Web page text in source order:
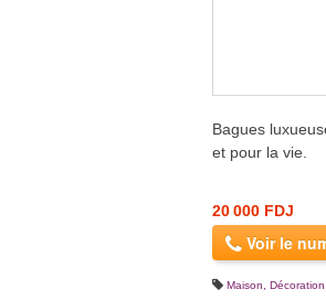
Bagues
et pour la vie.
20 000 FDJ
Voir le
Maison, Décoration